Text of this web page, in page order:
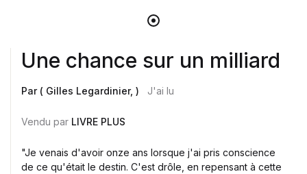
Une chance sur un milliard
Par ( Gilles Legardinier, ) J'ai lu
Vendu par LIVRE PLUS
"Je venais d'avoir onze ans lorsque j'ai pris conscience
de ce qu'était le destin. C'est drôle, en repensant à cette